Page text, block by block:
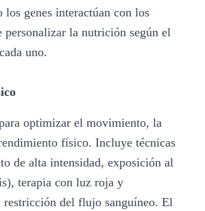
los genes interactúan con los
personalizar la nutrición según el
uno.
optimizar el movimiento, la
físico. Incluye técnicas
de alta intensidad, exposición al
terapia con luz roja y
restricción del flujo sanguíneo. El